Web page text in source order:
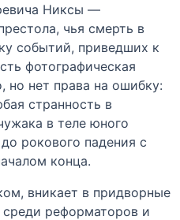
Никсы —
чья смерть в
событий, приведших к
фотографическая
но нет права на ошибку:
странность в
в теле юного
рокового падения с
конца.
вникает в придворные
реформаторов и